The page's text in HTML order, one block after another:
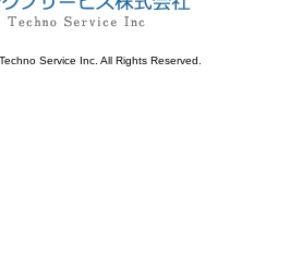
Service Inc. All Rights Reserved.